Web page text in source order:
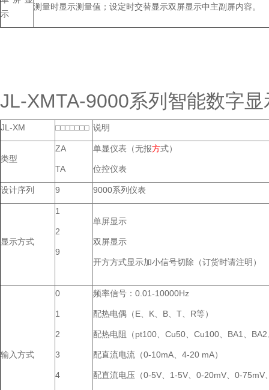
示
测量时显示测量值；设定时交替显示双屏显示中主副屏内容。
JL-XMTA-9000系列智能数字
JL-XM □□□□□□□ 说明
类型
ZA
TA
单显仪表（无报方式）
位控仪表
设计序列 9 9000系列仪表
显示方式
1
2
9
单屏显示
双屏显示
开方方式显示加小信号切除（订货时请注明）
输入方式
0
1
2
3
4
频率信号：0.01-10000Hz
配热电偶（E、K、B、T、R等）
配热电阻（pt100、Cu50、Cu100、BA1、
配直流电流（0-10mA、4-20 mA）
配直流电压（0-5V、1-5V、0-20mV、0-75mV